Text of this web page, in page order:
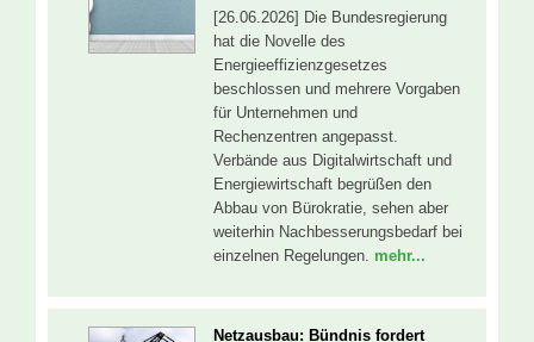
[26.06.2026] Die Bundesregierung
hat die Novelle des
Energieeffizienzgesetzes
beschlossen und mehrere Vorgaben
für Unternehmen und
Rechenzentren angepasst.
Verbände aus Digitalwirtschaft und
Energiewirtschaft begrüßen den
Abbau von Bürokratie, sehen aber
weiterhin Nachbesserungsbedarf bei
einzelnen Regelungen. mehr...
Netzausbau: Bündnis fordert